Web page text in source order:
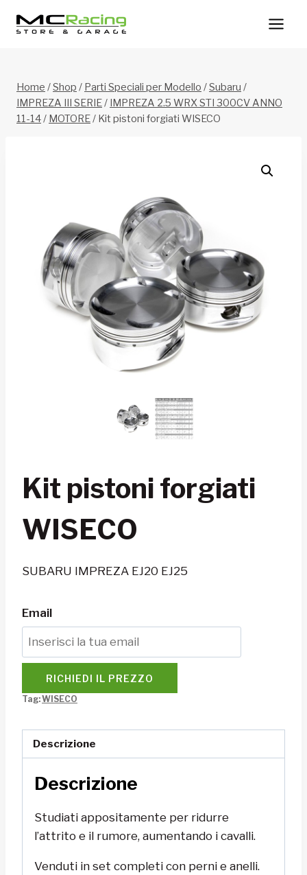
Home /Shop / Parti Speciali per Modello /Subaru /
IMPREZA III SERIE/ IMPREZA 2.5 WRX STI 300CV ANNO
11-14/ MOTORE/ Kit pistoni forgiati WISECO
Kit pistoni forgiati
WISECO
SUBARU IMPREZA EJ20 EJ25
Email
RICHIEDI IL PREZZO
Tag:WISECO
Descrizione
Descrizione
Studiati appositamente per ridurre
l’attrito e il rumore, aumentando i cavalli.
Venduti in set completi con perni e anelli.